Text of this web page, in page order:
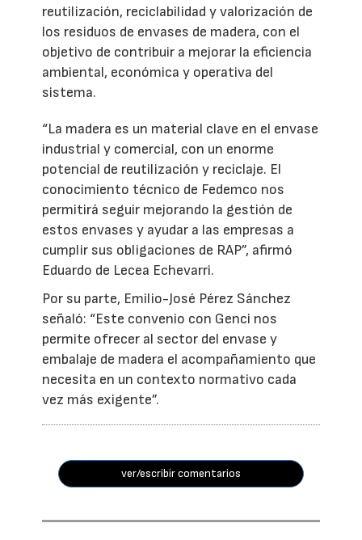
reutilización, reciclabilidad y valorización de
los residuos de envases de madera, con el
objetivo de contribuir a mejorar la eficiencia
ambiental, económica y operativa del
sistema.
“La madera es un material clave en el envase
industrial y comercial, con un enorme
potencial de reutilización y reciclaje. El
conocimiento técnico de Fedemco nos
permitirá seguir mejorando la gestión de
estos envases y ayudar a las empresas a
cumplir sus obligaciones de RAP”, afirmó
Eduardo de Lecea Echevarri.
Por su parte, Emilio-José Pérez Sánchez
señaló: “Este convenio con Genci nos
permite ofrecer al sector del envase y
embalaje de madera el acompañamiento que
necesita en un contexto normativo cada
vez más exigente”.
ver/escribir comentarios